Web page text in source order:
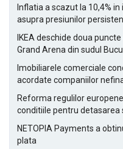
Inflatia a scazut la 10,4%
asupra presiunilor
IKEA deschide doua
Grand Arena din sudul
Imobiliarele comerciale
acordate companiilor
Reforma regulilor
conditiile pentru detasarea
NETOPIA Payments a
plata